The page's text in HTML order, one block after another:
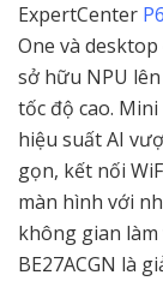
ExpertCenter
One và
sở hữu NPU
tốc độ cao. Mini
hiệu suất AI
gọn, kết nối
màn hình với
không gian làm
BE27ACGN là